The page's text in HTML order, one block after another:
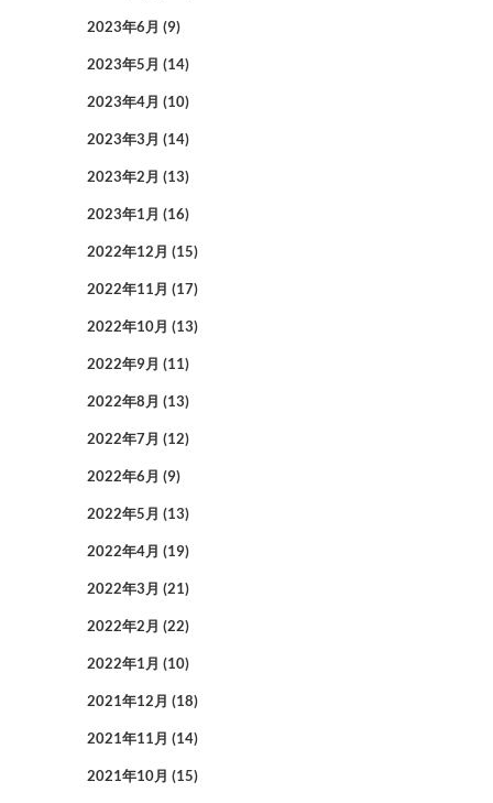
2023年6月 (9)
2023年5月 (14)
2023年4月 (10)
2023年3月 (14)
2023年2月 (13)
2023年1月 (16)
2022年12月 (15)
2022年11月 (17)
2022年10月 (13)
2022年9月 (11)
2022年8月 (13)
2022年7月 (12)
2022年6月 (9)
2022年5月 (13)
2022年4月 (19)
2022年3月 (21)
2022年2月 (22)
2022年1月 (10)
2021年12月 (18)
2021年11月 (14)
2021年10月 (15)